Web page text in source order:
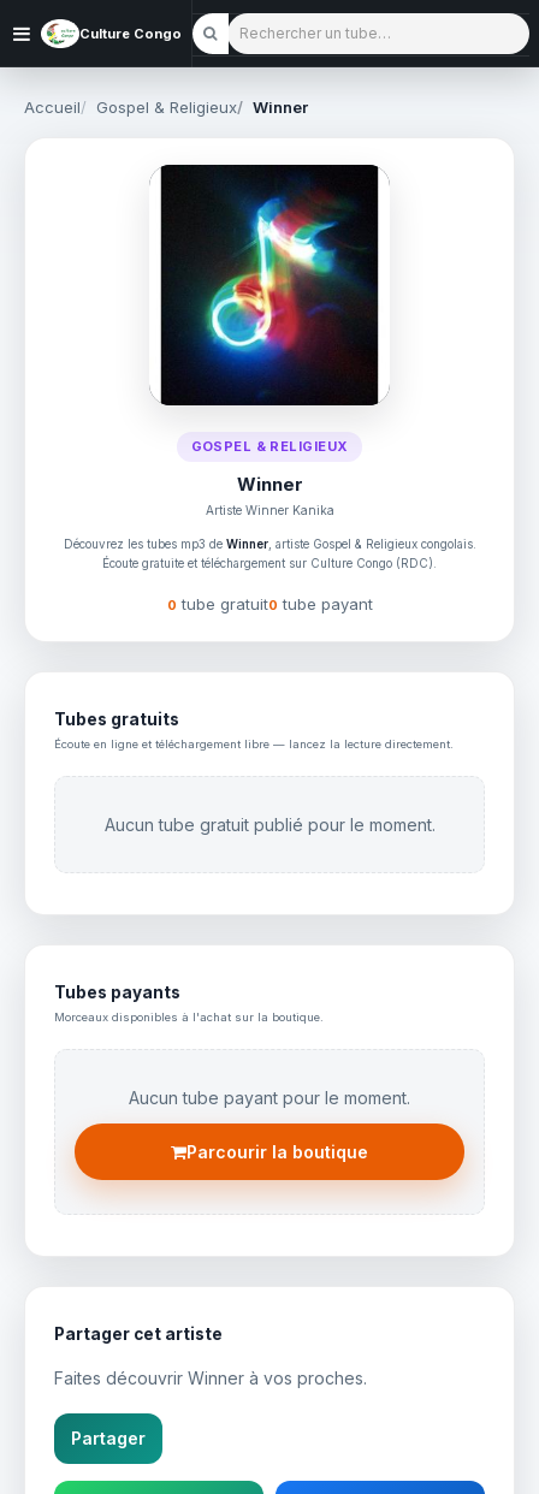
Culture Congo Rechercher un tube
Accueil Gospel & Religieux Winner
GOSPEL & RELIGIEUX
Winner
Artiste Winner Kanika
Découvrez les tubes mp3 de Winner, artiste Gospel & Religieux congolais.
Écoute gratuite et téléchargement sur Culture Congo (RDC).
0 tube gratuit0 tube payant
Tubes gratuits
Écoute en ligne et téléchargement libre — lancez la lecture directement.
Aucun tube gratuit publié pour le moment.
Tubes payants
Morceaux disponibles à l'achat sur la boutique.
Aucun tube payant pour le moment.
Parcourir la boutique
Partager cet artiste
Faites découvrir Winner à vos proches.
Partager